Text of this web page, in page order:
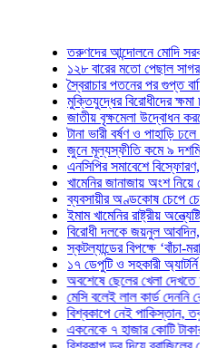
তরুণদের আন্দোলনে মোদি সরকার দুর্বল
১২৮ বারের মতো পেছাল সাগর-রুনি
স্বৈরাচার পতনের পর গুপ্ত বাহিনীর
মুক্তিযুদ্ধের বিরোধীদের ক্ষমা চাইতে
জাতীয় বৃক্ষমেলা উদ্বোধন করলেন
টানা ভারী বর্ষণ ও পাহাড়ি ঢলে পানিবন্দি
জুনে মূল্যস্ফীতি কমে ৯ দশমিক ১৬
এনসিপির সমাবেশে বিস্ফোরণ, যুবলীগের
খামেনির জানাজায় অংশ নিয়ে দেশে
ব্যবসায়ীর অণ্ডকোষ চেপে চেক-
ইমাম খামেনির রাষ্ট্রীয় অন্ত্যেষ্টিক্রিয়ায়
বিরোধী দলকে জয়নুল আবদিন, আপনারা
স্কটল্যান্ডের বিপক্ষে ‘বাঁচা-মরার
১৭ ডেপুটি ও সহকারী অ্যাটর্নি
অবশেষে ছেলের খেলা দেখতে মাঠে
মেসি বলেই লাল কার্ড দেননি রেফারি!
বিশ্বকাপে নেই পাকিস্তান, তবু প্রতিটি
একনেকে ৭ হাজার কোটি টাকার ৫